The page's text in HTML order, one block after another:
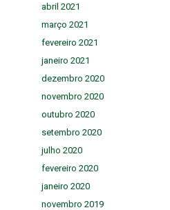
abril 2021
março 2021
fevereiro 2021
janeiro 2021
dezembro 2020
novembro 2020
outubro 2020
setembro 2020
julho 2020
fevereiro 2020
janeiro 2020
novembro 2019